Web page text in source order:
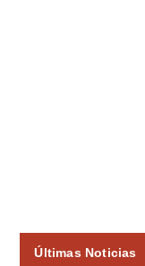
Últimas Noticias